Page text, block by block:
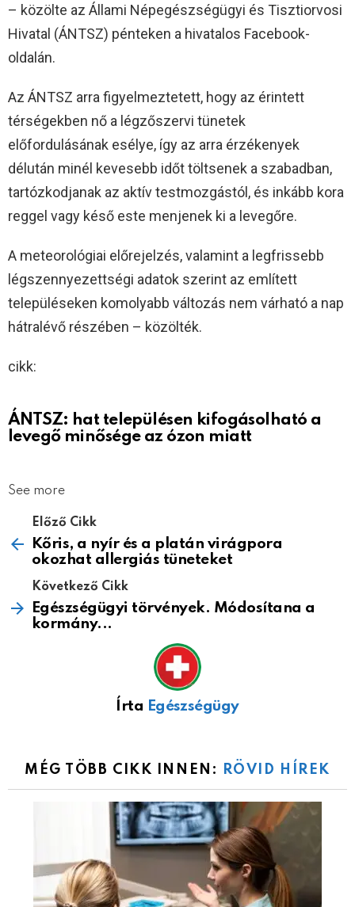
– közölte az Állami Népegészségügyi és Tisztiorvosi
Hivatal (ÁNTSZ) pénteken a hivatalos Facebook-
oldalán.
Az ÁNTSZ arra figyelmeztetett, hogy az érintett
térségekben nő a légzőszervi tünetek
előfordulásának esélye, így az arra érzékenyek
délután minél kevesebb időt töltsenek a szabadban,
tartózkodjanak az aktív testmozgástól, és inkább kora
reggel vagy késő este menjenek ki a levegőre.
A meteorológiai előrejelzés, valamint a legfrissebb
légszennyezettségi adatok szerint az említett
településeken komolyabb változás nem várható a nap
hátralévő részében – közölték.
cikk:
ÁNTSZ: hat településen kifogásolható a
levegő minősége az ózon miatt
See more
Előző Cikk
Kőris, a nyír és a platán virágpora
okozhat allergiás tüneteket
Következő Cikk
Egészségügyi törvények. Módosítana a
kormány...
Írta Egészségügy
MÉG TÖBB CIKK INNEN: RÖVID HÍREK